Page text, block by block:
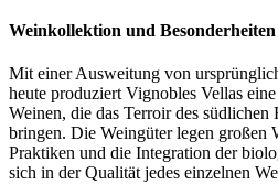
Weinkollektion und Besonderheiten
Mit einer Ausweitung von
heute produziert Vignobles Vellas
Weinen, die das Terroir des
bringen. Die Weingüter legen großen
Praktiken und die Integration der
sich in der Qualität jedes einzelnen